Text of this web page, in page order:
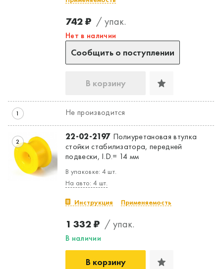
Да, верно Нет, выбрать другой
742 ₽ / упак.
Нет в наличии
Сообщить о поступлении
В корзину
1 Не производится
2 22-02-2197 Полиуретановая втулка
стойки стабилизатора, передней
подвески, I.D.= 14 мм
В упаковке: 4 шт.
На авто: 4 шт.
Инструкция Применяемость
1 332 ₽ / упак.
В наличии
В корзину